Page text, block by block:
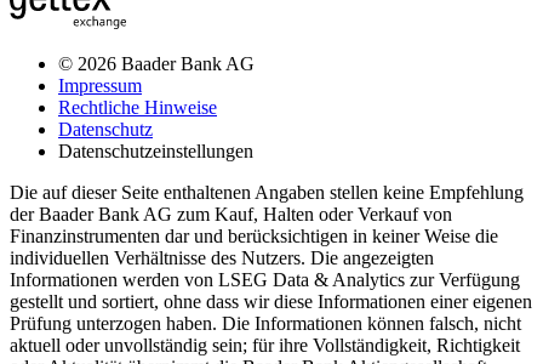
© 2026 Baader Bank AG
Impressum
Rechtliche Hinweise
Datenschutz
Datenschutzeinstellungen
Die auf dieser Seite enthaltenen Angaben stellen keine Empfehlung
der Baader Bank AG zum Kauf, Halten oder Verkauf von
Finanzinstrumenten dar und berücksichtigen in keiner Weise die
individuellen Verhältnisse des Nutzers. Die angezeigten
Informationen werden von LSEG Data & Analytics zur Verfügung
gestellt und sortiert, ohne dass wir diese Informationen einer eigenen
Prüfung unterzogen haben. Die Informationen können falsch, nicht
aktuell oder unvollständig sein; für ihre Vollständigkeit, Richtigkeit